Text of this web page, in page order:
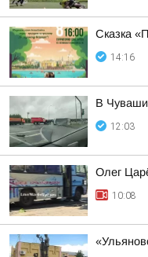
Сказка
14:16
В
12:03
Олег
10:08